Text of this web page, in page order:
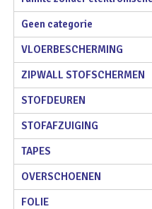
Geen categorie
VLOERBESCHERMING
ZIPWALL STOFSCHERMEN
STOFDEUREN
STOFAFZUIGING
TAPES
OVERSCHOENEN
FOLIE